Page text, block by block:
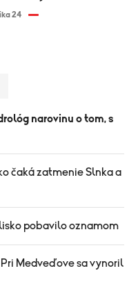
24
narovinu o tom, s
čaká zatmenie Slnka a
pobavilo oznamom
Medveďove sa vynoril